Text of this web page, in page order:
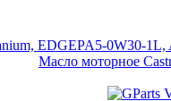
Масло моторное